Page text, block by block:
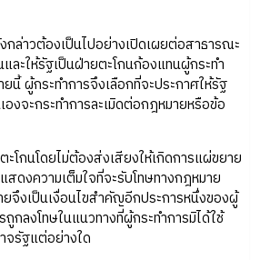
กล่าวต้องเป็นไปอย่างเปิดเผยต่อสาธารณะ
ละให้รัฐเป็นฝ่ายตะโกนก้องแทนผู้กระทำ
ยนี้ ผู้กระทำการจึงเลือกที่จะประกาศให้รัฐ
งจะกระทำการละเมิดต่อกฎหมายหรือข้อ
ะโกนโดยไม่ต้องส่งเสียงให้เกิดการแผ่ขยาย
ดงความเต็มใจที่จะรับโทษทางกฎหมาย
จึงเป็นเงื่อนไขสำคัญอีกประการหนึ่งของผู้
ถูกลงโทษในแนวทางที่ผู้กระทำการมิได้ใช้
จรัฐแต่อย่างใด